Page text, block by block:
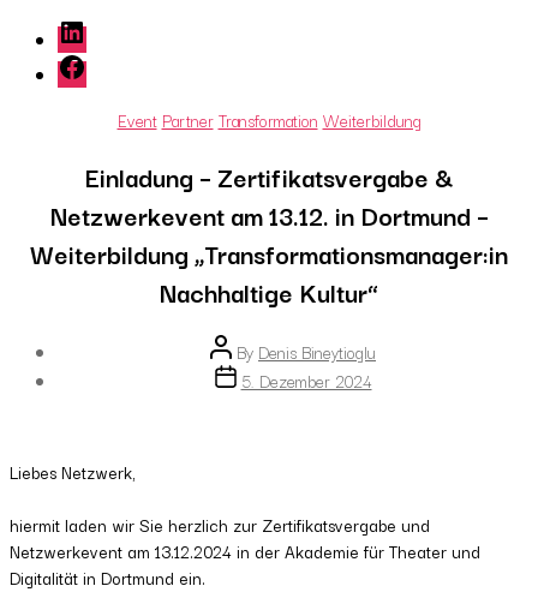
LinkedIn
Facebook
Categories
Event Partner Transformation Weiterbildung
Einladung – Zertifikatsvergabe &
Netzwerkevent am 13.12. in Dortmund –
Weiterbildung „Transformationsmanager:in
Nachhaltige Kultur“
Post
author
By Denis Bineytioglu
Post5. Dezember 2024
Liebes Netzwerk,
hiermit laden wir Sie herzlich zur Zertifikatsvergabe und
Netzwerkevent am 13.12.2024 in der Akademie für Theater und
Digitalität in Dortmund ein.